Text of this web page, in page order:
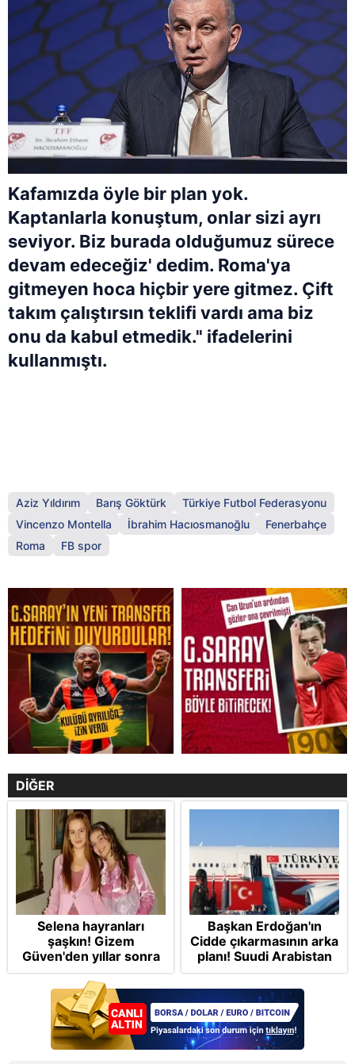
Kafamızda öyle bir plan yok.
Kaptanlarla konuştum, onlar sizi ayrı
seviyor. Biz burada olduğumuz sürece
devam edeceğiz' dedim. Roma'ya
gitmeyen hoca hiçbir yere gitmez. Çift
takım çalıştırsın teklifi vardı ama biz
onu da kabul etmedik." ifadelerini
kullanmıştı.
Aziz Yıldırım Barış Göktürk
Türkiye Futbol Federasyonu
Vincenzo Montella
İbrahim Hacıosmanoğlu
Fenerbahçe
Roma
FB spor
DİĞER
Selena hayranları
şaşkın! Gizem
Güven'den yıllar sonra
gelen Cansu Demirci
itirafı! "Konuşmuyoruz"
Başkan Erdoğan'ın
Cidde çıkarmasının arka
planı! Suudi Arabistan
ve Pakistan'la üçlü ortak
savunma anlaşması:
"Islamic NATO"
manşetleri